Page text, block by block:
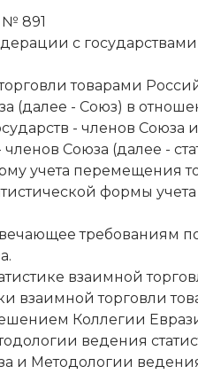
№ 891
с
товарами
(далее - Союз) в
- членов Союза
Союза (далее -
учета перемещения
формы
требованиям
взаимной
взаимной торговли
Коллегии
ведения
и Методологии